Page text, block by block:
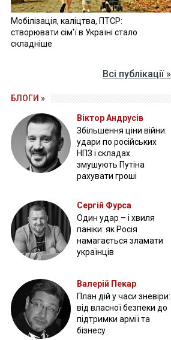
Мобілізація, каліцтва, ПТСР:
створювати сім'ї в Україні стало
складніше
Всі публікації »
БЛОГИ »
Віктор Андрусів
Збільшення ціни війни:
удари по російських
НПЗ і складах
змушують Путіна
рахувати гроші
Сергій Фурса
Один удар – і хвиля
паніки: як Росія
намагається зламати
українців
Валерій Пекар
План дій у часи зневіри:
від власної безпеки до
підтримки армії та
бізнесу